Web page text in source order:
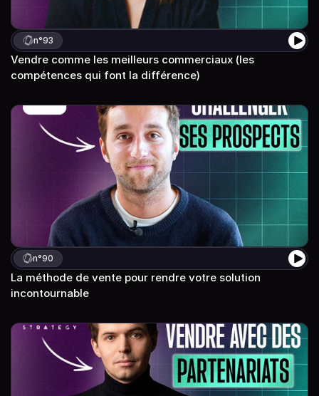
n°93
Vendre comme les meilleurs commerciaux (les
compétences qui font la différence)
n°90
La méthode de vente pour rendre votre solution
incontournable